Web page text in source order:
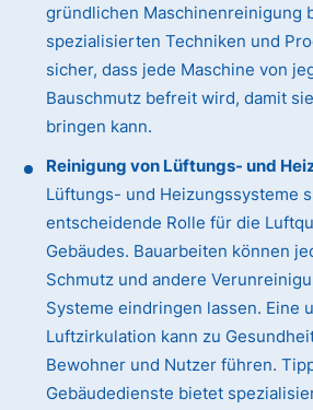
gründlichen Maschinenreinigung
spezialisierten Techniken und
sicher, dass jede Maschine von
Bauschmutz befreit wird, damit
bringen kann.
Reinigung von Lüftungs- und
Lüftungs- und Heizungssysteme
entscheidende Rolle für die
Gebäudes. Bauarbeiten können
Schmutz und andere
Systeme eindringen lassen. Eine
Luftzirkulation kann zu
Bewohner und Nutzer führen.
Gebäudedienste bietet